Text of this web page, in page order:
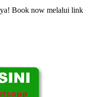
Book now melalui link